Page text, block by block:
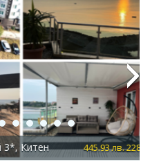
445.93 лв. 228.00 €
Next